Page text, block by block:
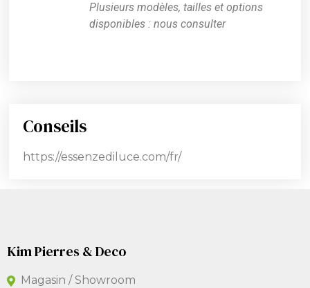
Plusieurs modèles, tailles et options
disponibles : nous consulter
Conseils
https://essenzediluce.com/fr/
Kim Pierres & Deco
Magasin / Showroom